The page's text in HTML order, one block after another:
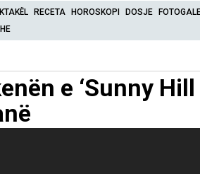
RECETA HOROSKOPI DOSJE
e ‘Sunny Hill